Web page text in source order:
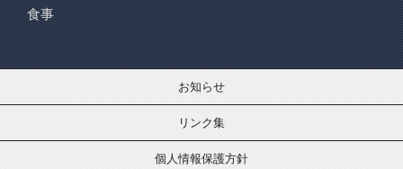
食事
お知らせ
リンク集
個人情報保護方針